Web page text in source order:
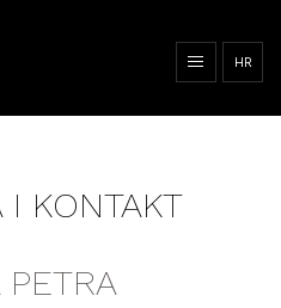
HR
I KONTAKT